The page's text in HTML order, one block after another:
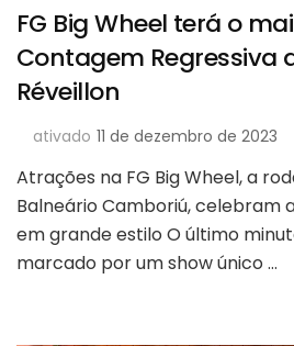
FG Big Wheel terá o
Contagem Regressiva
Réveillon
ativado 11 de dezembro de 2023
Atrações na FG Big Wheel, a
Balneário Camboriú, celebram
em grande estilo O último
marcado por um show único …